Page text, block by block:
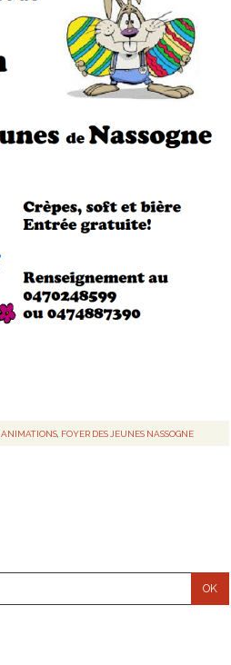
ANIMATIONS, FOYER DES JEUNES NASSOGNE